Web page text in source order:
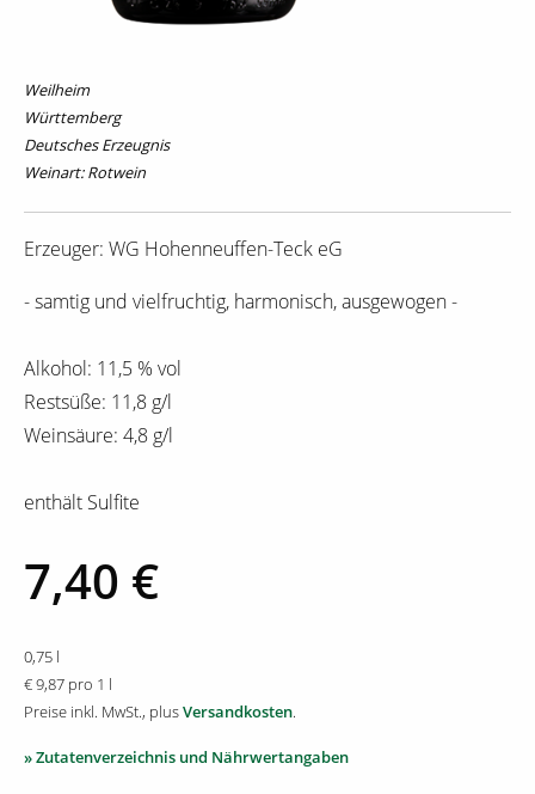
Weilheim
Württemberg
Deutsches Erzeugnis
Weinart: Rotwein
Erzeuger: WG Hohenneuffen-Teck eG
- samtig und vielfruchtig, harmonisch, ausgewogen -
Alkohol: 11,5 % vol
Restsüße: 11,8 g/l
Weinsäure: 4,8 g/l
enthält Sulfite
7,40 €
0,75 l
€ 9,87 pro 1 l
Preise inkl. MwSt., plusVersandkosten.
» Zutatenverzeichnis und Nährwertangaben